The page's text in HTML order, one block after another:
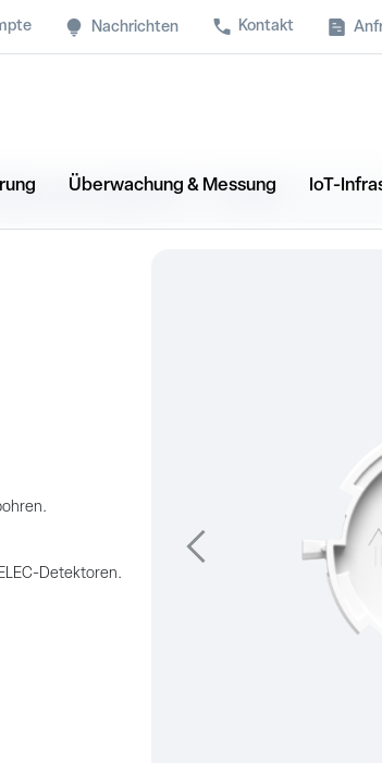
Nachrichten Kontakt
Überwachung & Messung IoT-
UND ZUBEHÖR BASE+
Detektoren.
Précédent